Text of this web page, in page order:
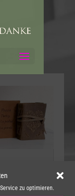
zu optimieren.